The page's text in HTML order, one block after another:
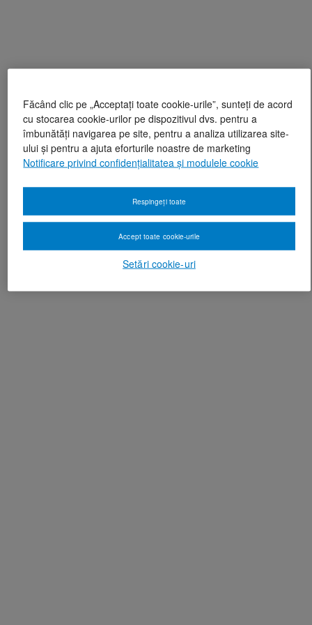
Făcând clic pe „Acceptați toate cookie-urile”, sunteți de acord
cu stocarea cookie-urilor pe dispozitivul dvs. pentru a
îmbunătăți navigarea pe site, pentru a analiza utilizarea site-
ului și pentru a ajuta eforturile noastre de marketing
Notificare privind confidențialitatea și modulele cookie
Setări cookie-uri
Respingeți toate
Accept toate cookie-urile